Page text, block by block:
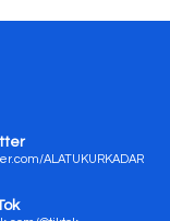
ALATUKURKADAR